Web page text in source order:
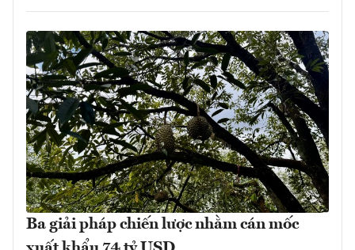
Ba giải pháp chiến lược nhằm cán mốc